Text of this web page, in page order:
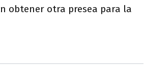
obtener otra presea para la